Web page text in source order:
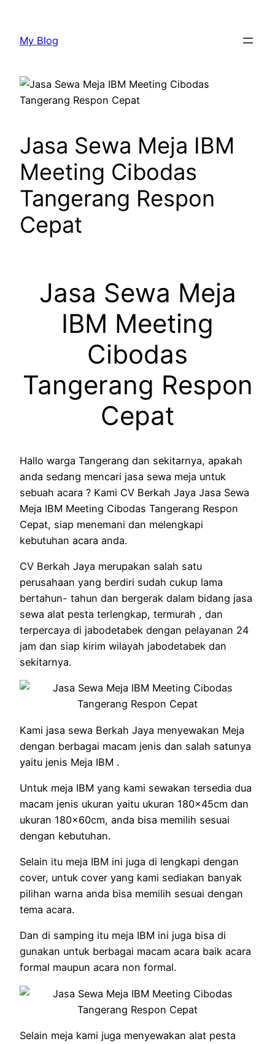
konten
My Blog
Jasa Sewa Meja IBM
Meeting Cibodas
Tangerang Respon
Cepat
Jasa Sewa Meja
IBM Meeting
Cibodas
Tangerang Respon
Cepat
Hallo warga Tangerang dan sekitarnya, apakah
anda sedang mencari jasa sewa meja untuk
sebuah acara ? Kami CV Berkah Jaya Jasa Sewa
Meja IBM Meeting Cibodas Tangerang Respon
Cepat, siap menemani dan melengkapi
kebutuhan acara anda.
CV Berkah Jaya merupakan salah satu
perusahaan yang berdiri sudah cukup lama
bertahun- tahun dan bergerak dalam bidang jasa
sewa alat pesta terlengkap, termurah , dan
terpercaya di jabodetabek dengan pelayanan 24
jam dan siap kirim wilayah jabodetabek dan
sekitarnya.
Kami jasa sewa Berkah Jaya menyewakan Meja
dengan berbagai macam jenis dan salah satunya
yaitu jenis Meja IBM .
Untuk meja IBM yang kami sewakan tersedia dua
macam jenis ukuran yaitu ukuran 180x45cm dan
ukuran 180x60cm, anda bisa memilih sesuai
dengan kebutuhan.
Selain itu meja IBM ini juga di lengkapi dengan
cover, untuk cover yang kami sediakan banyak
pilihan warna anda bisa memilih sesuai dengan
tema acara.
Dan di samping itu meja IBM ini juga bisa di
gunakan untuk berbagai macam acara baik acara
formal maupun acara non formal.
Selain meja kami juga menyewakan alat pesta